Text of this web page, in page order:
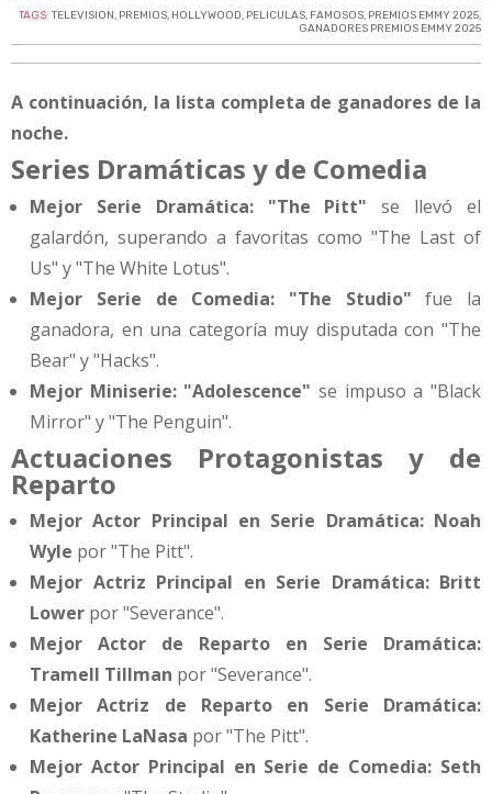
TAGS: TELEVISION, PREMIOS, HOLLYWOOD, PELICULAS, FAMOSOS, PREMIOS EMMY 2025,
GANADORES PREMIOS EMMY 2025
A continuación, la lista completa de ganadores de la
noche.
Series Dramáticas y de Comedia
Mejor Serie Dramática: "The Pitt" se llevó el
galardón, superando a favoritas como "The Last of
Us" y "The White Lotus".
Mejor Serie de Comedia:
"The Studio" fue la
ganadora, en una categoría muy disputada con "The
Bear" y "Hacks".
Mejor Miniserie: "Adolescence" se impuso a "Black
Mirror" y "The Penguin".
Actuaciones Protagonistas y de
Reparto
Mejor Actor Principal en Serie Dramática: Noah
Wyle por "The Pitt".
Mejor Actriz Principal en Serie Dramática: Britt
Lower por "Severance".
Mejor Actor de Reparto en Serie Dramática:
Tramell Tillman por "Severance".
Mejor Actriz de Reparto en Serie Dramática:
Katherine LaNasa por "The Pitt".
Mejor Actor Principal en Serie de Comedia: Seth